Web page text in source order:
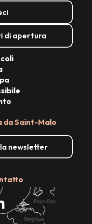
di apertura
da Saint-Malo
newsletter